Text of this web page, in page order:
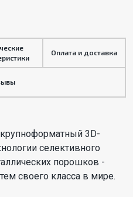
Оплата и доставка
3D-
селективного
порошков -
своего класса в мире.